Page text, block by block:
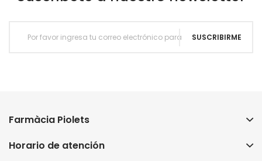
SUSCRIBIRME
Farmàcia Piolets
Horario de atención